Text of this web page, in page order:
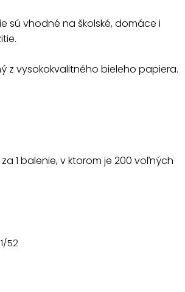
sú vhodné na školské, domáce i
z vysokokvalitného bieleho papiera.
1 balenie, v ktorom je 200 voľných
52